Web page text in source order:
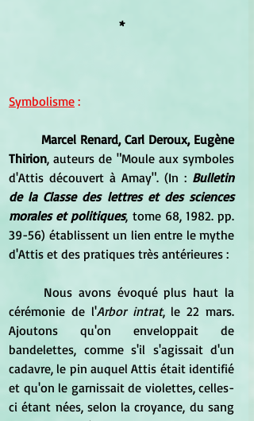
*
Symbolisme :
Marcel Renard, Carl Deroux, Eugène
Thirion, auteurs de "Moule aux symboles
d'Attis découvert à Amay". (In : Bulletin
de la Classe des lettres et des sciences
morales et politiques, tome 68, 1982. pp.
39-56) établissent un lien entre le mythe
d'Attis et des pratiques très antérieures :
cérémonie de l'Arbor intrat, le 22 mars.
Ajoutons qu'on enveloppait de
bandelettes, comme s'il s'agissait d'un
cadavre, le pin auquel Attis était identifié
et qu'on le garnissait de violettes, celles-
ci étant nées, selon la croyance, du sang